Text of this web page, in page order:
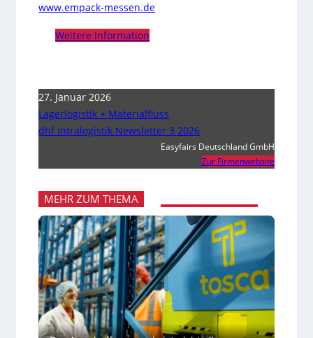
www.empack-messen.de
Weitere Information
27. Januar 2026
Lagerlogistik + Materialfluss
dhf Intralogistik Newsletter 3 2026
Easyfairs Deutschland GmbH
Zur Firmenwebsite
MEHR ZUM THEMA